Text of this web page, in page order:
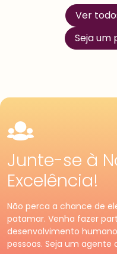
Ver
Seja um
Junte-se à
Excelência!
Não perca a chance de
patamar. Venha fazer
desenvolvimento
pessoas. Seja um
aprendizagem.
Premium
Tenha acessos exclusivos
e diferenciados da maior
comunidade de Recursos
Humanos. Conheça os